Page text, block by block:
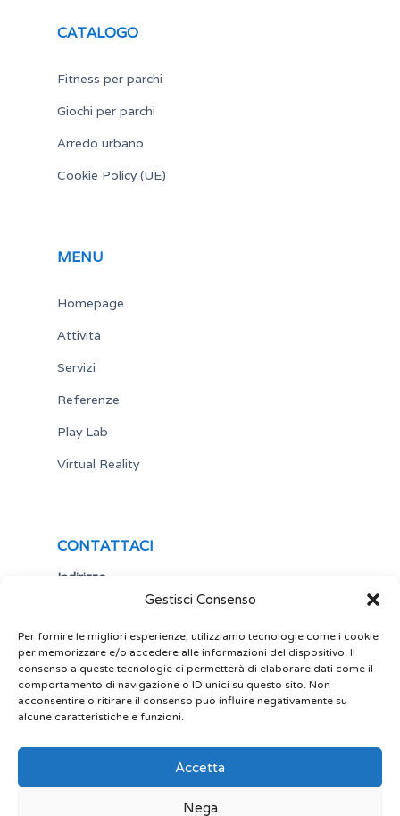
Gestisci Consenso
Per fornire le migliori esperienze, utilizziamo tecnologie come i cookie
per memorizzare e/o accedere alle informazioni del dispositivo. Il
consenso a queste tecnologie ci permetterà di elaborare dati come il
comportamento di navigazione o ID unici su questo sito. Non
acconsentire o ritirare il consenso può influire negativamente su
alcune caratteristiche e funzioni.
Accetta
Nega
CATALOGO
Fitness per parchi
Giochi per parchi
Arredo urbano
Cookie Policy (UE)
MENU
Homepage
Attività
Servizi
Referenze
Play Lab
Virtual Reality
CONTATTACI
Indirizzo
Via Antonio Gramsci,19
Italia
Telefono
+ 39 030 5356434
Email
site@play-lab.it